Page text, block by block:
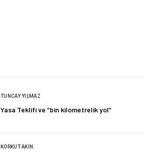
TUNCAY YILMAZ
Yasa Teklifi ve “bin kilometrelik yol”
KORKUT AKIN